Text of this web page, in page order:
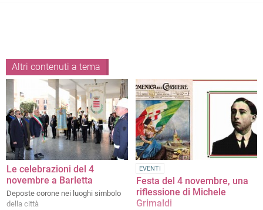
Altri contenuti a tema
Le celebrazioni del 4
novembre a Barletta
Deposte corone nei luoghi simbolo
della città
EVENTI
Festa del 4 novembre, una
riflessione di Michele
Grimaldi